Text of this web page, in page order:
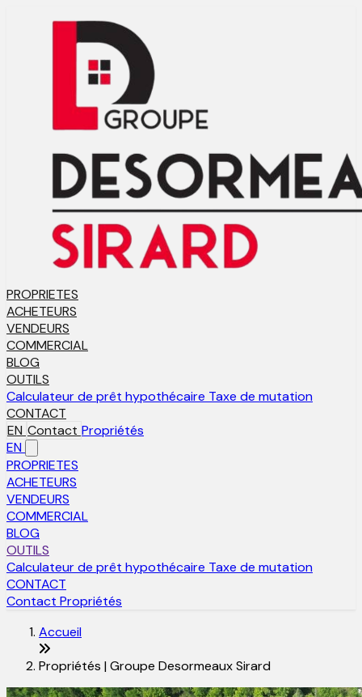
PROPRIETES
ACHETEURS
VENDEURS
COMMERCIAL
BLOG
OUTILS
Calculateur de prêt hypothécaire Taxe de mutation
CONTACT
EN Contact Propriétés
EN
PROPRIETES
ACHETEURS
VENDEURS
COMMERCIAL
BLOG
OUTILS
Calculateur de prêt hypothécaire Taxe de mutation
CONTACT
Contact Propriétés
Accueil
Propriétés | Groupe Desormeaux Sirard